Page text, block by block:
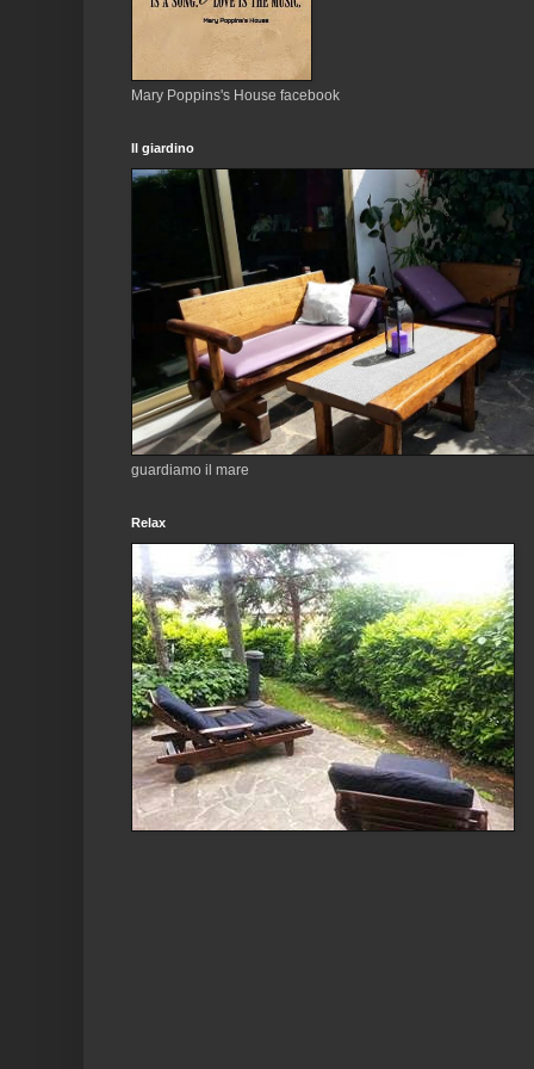
Mary Poppins's House facebook
Il giardino
guardiamo il mare
Relax